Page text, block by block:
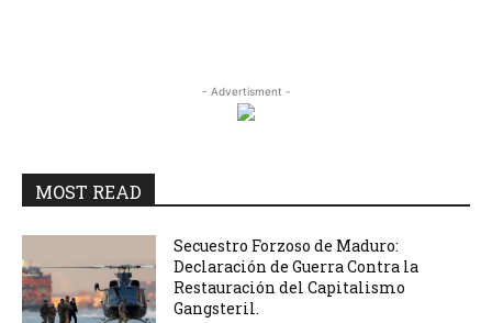
- Advertisment -
MOST READ
Secuestro Forzoso de Maduro:
Declaración de Guerra Contra la
Restauración del Capitalismo
Gangsteril.